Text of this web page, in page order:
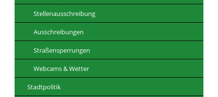
Stellenausschreibung
Ausschreibungen
Straßensperrungen
Webcams & Wetter
Stadtpolitik